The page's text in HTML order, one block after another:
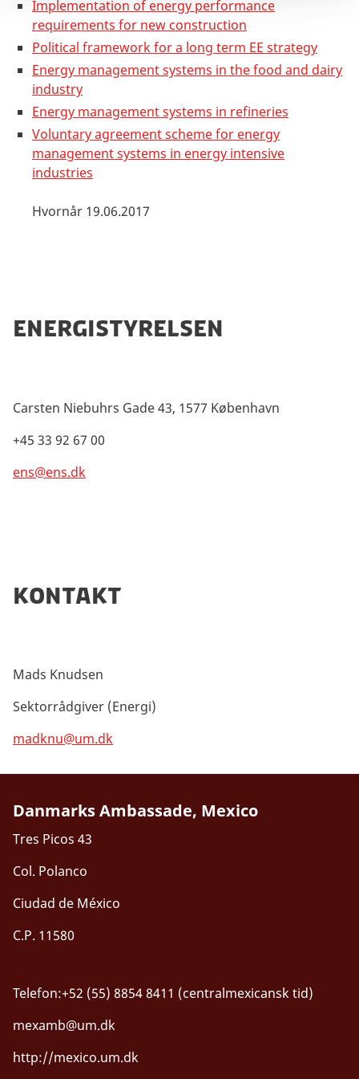
Implementation of energy performance
requirements for new construction
Political framework for a long term EE strategy
Energy management systems in the food and dairy
industry
Energy management systems in refineries
Voluntary agreement scheme for energy
management systems in energy intensive
industries
Hvornår 19.06.2017
energistyrelsen
Carsten Niebuhrs Gade 43, 1577 København
+45 33 92 67 00
ens@ens.dk
Kontakt
Mads Knudsen
Sektorrådgiver (Energi)
madknu@um.dk
Danmarks Ambassade, Mexico
Tres Picos 43
Col. Polanco
Ciudad de México
C.P. 11580
Telefon:+52 (55) 8854 8411 (centralmexicansk tid)
mexamb@um.dk
http://mexico.um.dk